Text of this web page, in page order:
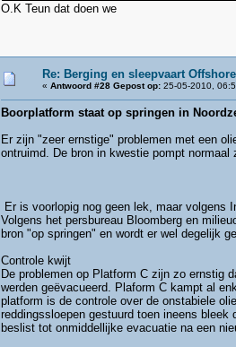
O.K Teun dat doen we
Re: Berging en sleepvaart Offshore
« Antwoord #28 Gepost op:25-05-2010,
Boorplatform staat op springen in
Er zijn "zeer ernstige" problemen met een
ontruimd. De bron in kwestie pompt
Er is voorlopig nog geen lek, maar volgens
Volgens het persbureau Bloomberg en
bron "op springen" en wordt er wel degelijk
Controle kwijt
De problemen op Platform C zijn zo ernstig
werden geëvacueerd. Plaform C kampt al
platform is de controle over de onstabiele
reddingssloepen gestuurd toen ineens
beslist tot onmiddellijke evacuatie na een